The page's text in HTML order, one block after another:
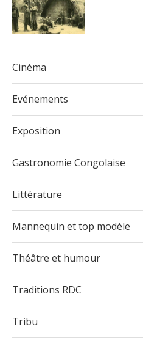
Cinéma
Evénements
Exposition
Gastronomie Congolaise
Littérature
Mannequin et top modèle
Théâtre et humour
Traditions RDC
Tribu